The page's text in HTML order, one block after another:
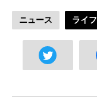
ニュース ライフ